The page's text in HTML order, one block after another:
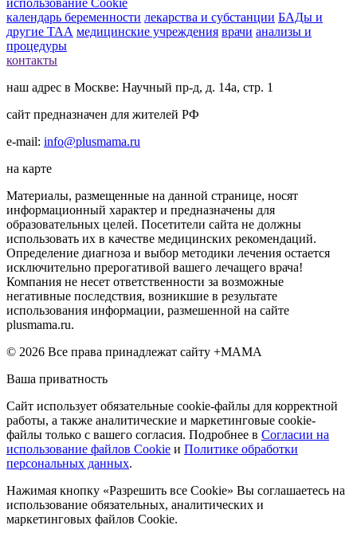
использование Cookie
календарь беременности лекарства и субстанции БАДы и
другие ТАА медицинские учреждения врачи анализы и
процедуры
контакты
наш адрес в Москве: Научный пр-д, д. 14а, стр. 1
сайт предназначен для жителей РФ
e-mail: info@plusmama.ru
на карте
Материалы, размещенные на данной странице, носят
информационный характер и предназначены для
образовательных целей. Посетители сайта не должны
использовать их в качестве медицинских рекомендаций.
Определение диагноза и выбор методики лечения остается
исключительно прерогативой вашего лечащего врача!
Компания не несет ответственности за возможные
негативные последствия, возникшие в результате
использования информации, размешенной на сайте
plusmama.ru.
© 2026 Все права принадлежат сайту +МАМА
Ваша приватность
Сайт использует обязательные cookie-файлы для корректной
работы, а также аналитические и маркетинговые cookie-
файлы только с вашего согласия. Подробнее в Согласии на
использование файлов Cookie и Политике обработки
персональных данных.
Нажимая кнопку «Разрешить все Cookie» Вы соглашаетесь на
использование обязательных, аналитических и
маркетинговых файлов Cookie.